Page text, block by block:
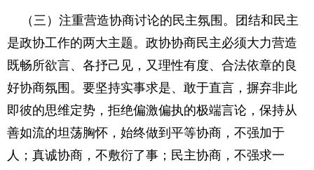
（三）注重营造协商讨论的民主氛围。团结和民主
是政协工作的两大主题。政协协商民主必须大力营造
既畅所欲言、各抒己见，又理性有度、合法依章的良
好协商氛围。要坚持实事求是、敢于直言，摒弃非此
即彼的思维定势，拒绝偏激偏执的极端言论，保持从
善如流的坦荡胸怀，始终做到平等协商，不强加于
人；真诚协商，不敷衍了事；民主协商，不强求一